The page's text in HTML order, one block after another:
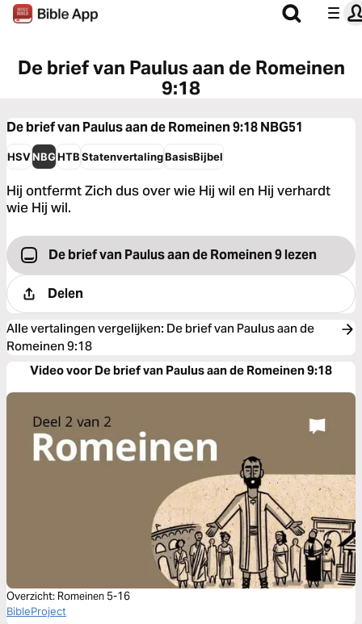
De brief van Paulus aan de Romeinen
9:18
De brief van Paulus aan de Romeinen 9:18NBG51
HSVNBGHTBStatenvertalingBasisBijbel
Hij ontfermt Zich dus over wie Hij wil en Hij verhardt
wie Hij wil.
De brief van Paulus aan de Romeinen 9 lezen
Delen
Alle vertalingen vergelijken: De brief van Paulus aan de
Romeinen 9:18
Video voor De brief van Paulus aan de Romeinen 9:18
Overzicht: Romeinen 5-16
BibleProject